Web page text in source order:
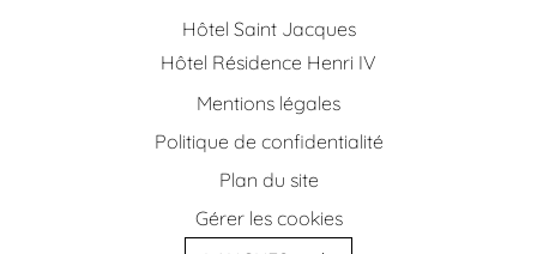
Hôtel Saint Jacques
Hôtel Résidence Henri IV
Mentions légales
Politique de confidentialité
Plan du site
Gérer les cookies